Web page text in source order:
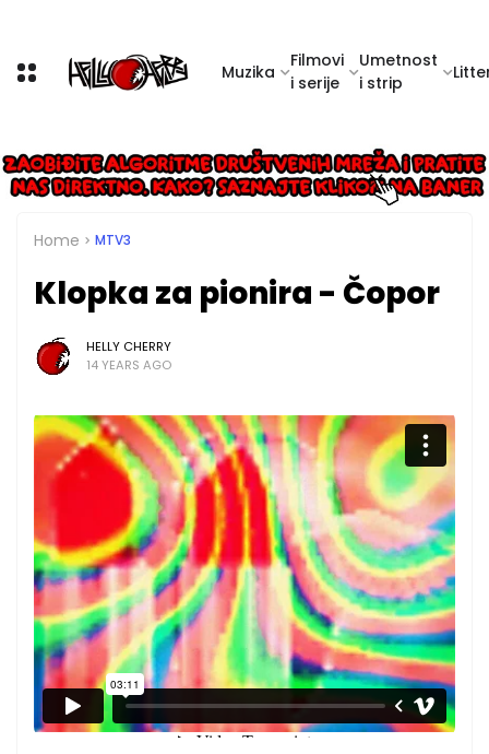
Muzika
Filmovi
i serije
Umetnost
i strip
Home MTV3
Klopka za pionira - Čopor
HELLY CHERRY
14 YEARS AGO